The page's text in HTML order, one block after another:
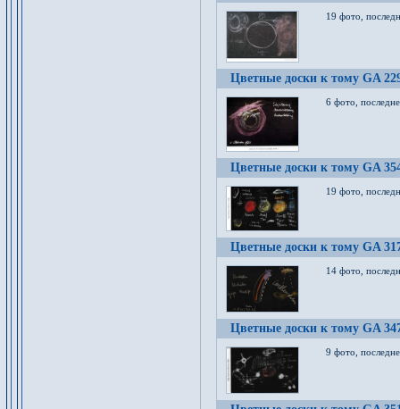
19 фото,
Цветные доски к тому GA
6 фото,
Цветные доски к тому GA
19 фото,
Цветные доски к тому GA
14 фото,
Цветные доски к тому GA
9 фото,